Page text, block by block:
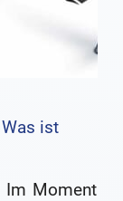
ist
Im Moment